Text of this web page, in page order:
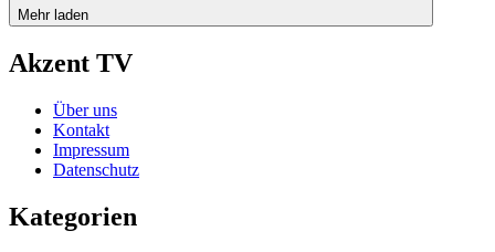
Mehr laden
Akzent TV
Über uns
Kontakt
Impressum
Datenschutz
Kategorien